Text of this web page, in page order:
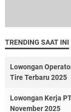
TRENDING SAAT INI
Lowongan
Tire Terbaru 2025
Lowongan Kerja
November 2025